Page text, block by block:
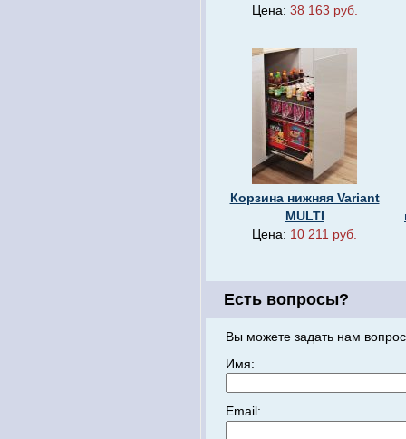
Цена: 38 163 руб.
Корзина нижняя Variant
MULTI
Цена: 10 211 руб.
Есть вопросы?
Вы можете задать нам
Имя:
Email: